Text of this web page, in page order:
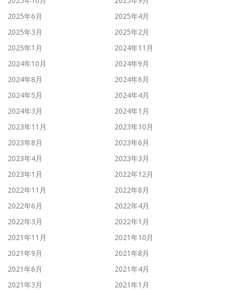
2025年6月
2025年4月
2025年3月
2025年2月
2025年1月
2024年11月
2024年10月
2024年9月
2024年8月
2024年6月
2024年5月
2024年4月
2024年3月
2024年1月
2023年11月
2023年10月
2023年8月
2023年6月
2023年4月
2023年3月
2023年1月
2022年12月
2022年11月
2022年8月
2022年6月
2022年4月
2022年3月
2022年1月
2021年11月
2021年10月
2021年9月
2021年8月
2021年6月
2021年4月
2021年3月
2021年1月